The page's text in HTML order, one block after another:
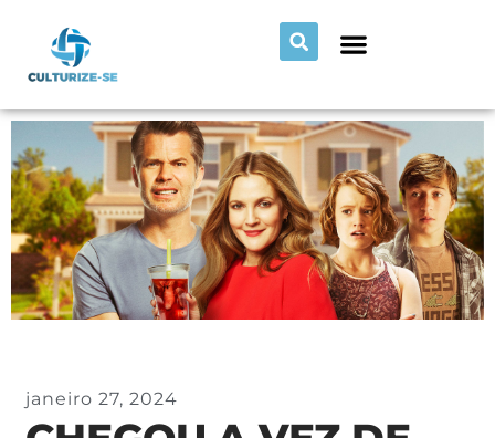
janeiro 27, 2024